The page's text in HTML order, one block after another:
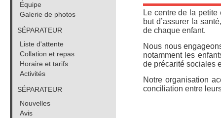
Équipe
Galerie de photos
SÉPARATEUR
Liste d'attente
Collation et repas
Horaire et tarifs
Activités
SÉPARATEUR
Nouvelles
Avis
Le centre de la
but d’assurer la
de chaque enfant.
Nous nous
notamment les
de précarité sociales
Notre organisation
conciliation entre